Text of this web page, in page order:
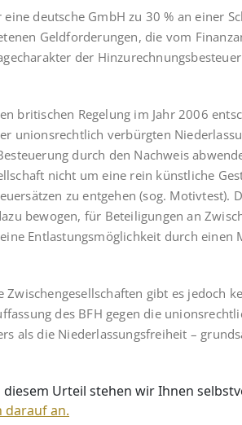
deutsche GmbH zu 30 % an einer
Geldforderungen, die vom
der
britischen Re­ge­lung im Jahr 2006
unionsrechtlich verbürgten
durch den Nachweis
nicht um eine rein künstliche
zu entgehen (sog. Motivtest).
bewogen, für Beteiligungen an
Entlastungsmöglichkeit durch einen
gibt es jedoch
des BFH gegen die
als die Niederlassungsfreiheit –
Urteil stehen wir Ihnen
darauf an.